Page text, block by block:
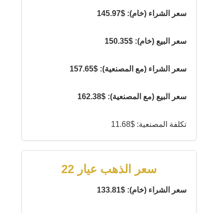
سعر الشراء (خام): $145.97
سعر البيع (خام): $150.35
سعر الشراء (مع المصنعية): $157.65
سعر البيع (مع المصنعية): $162.38
تكلفة المصنعية: $11.68
سعر الذهب عيار 22
سعر الشراء (خام): $133.81